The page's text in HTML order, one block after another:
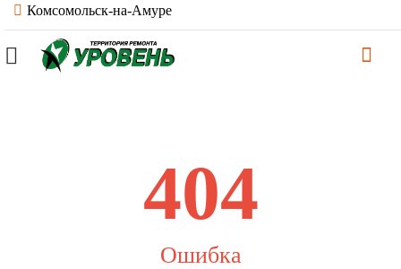
Комсомольск-на-Амуре
404
Ошибка